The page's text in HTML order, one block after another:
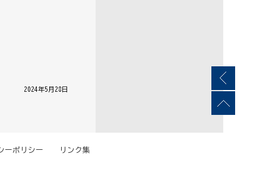
│ 2024年5月28日 │
ーポリシー リンク集